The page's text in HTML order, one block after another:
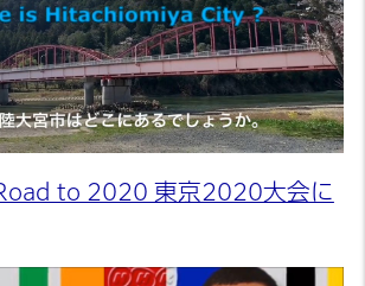
to 2020 東京2020大会に